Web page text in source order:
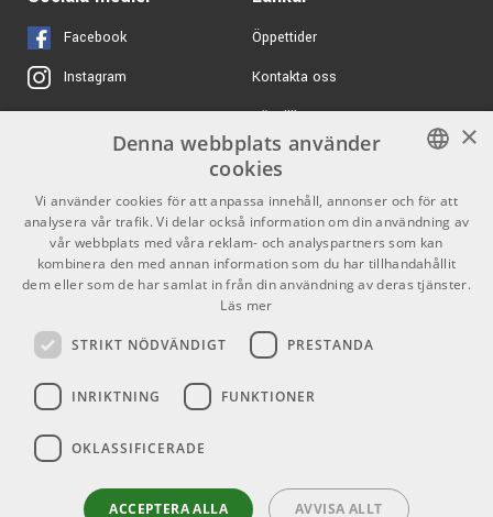
Facebook
Instagram
X
Youtube
TikTok
Öppettider
Kontakta oss
Köpvillkor
Butiken
Varumärken
GDPR & Cookies
Partners Kontakt
Info
Mån-Fre: 10.00-18.00
Helgdagar
SWEDISH
ENGLISH
×
Denna webbplats använder
cookies
Vi använder cookies för att anpassa innehåll, annonser och för att
analysera vår trafik. Vi delar också information om din användning av
vår webbplats med våra reklam- och analyspartners som kan
kombinera den med annan information som du har tillhandahållit
dem eller som de har samlat in från din användning av deras tjänster.
Läs mer
STRIKT NÖDVÄNDIGT PRESTANDA
INRIKTNING FUNKTIONER
OKLASSIFICERADE
ACCEPTERA ALLA AVVISA ALLT